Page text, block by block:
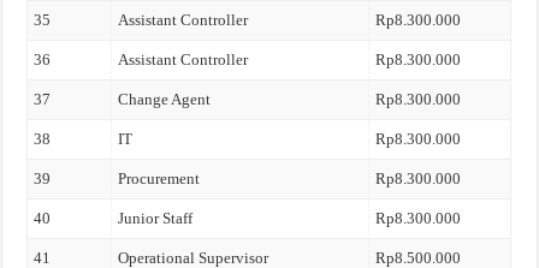
35 Assistant Controller Rp8.300.000
36 Assistant Controller Rp8.300.000
37 Change Agent Rp8.300.000
38 IT Rp8.300.000
39 Procurement Rp8.300.000
40 Junior Staff Rp8.300.000
41 Operational Supervisor Rp8.500.000